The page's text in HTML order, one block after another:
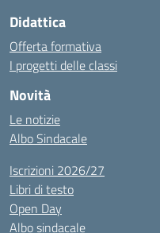
Didattica
Offerta formativa
I progetti delle classi
Novità
Le notizie
Albo Sindacale
Iscrizioni 2026/27
Libri di testo
Open Day
Albo sindacale